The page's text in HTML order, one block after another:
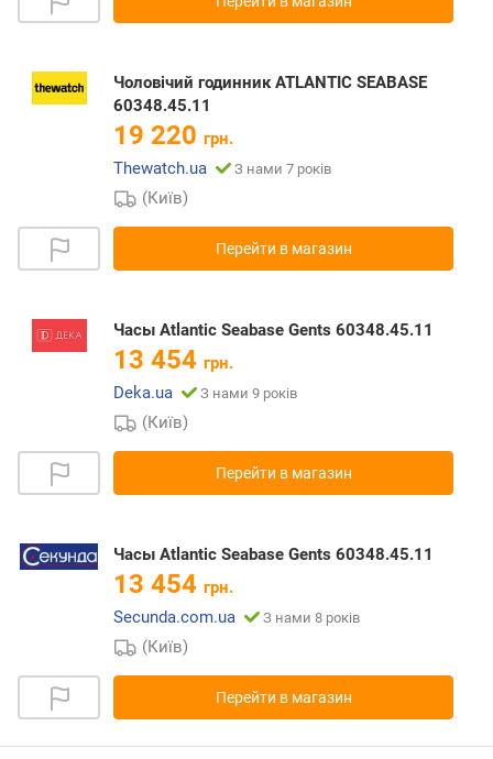
Чоловічий годинник ATLANTIC SEABASE
60348.45.11
19 220 грн.
Thewatch.ua
З нами 7 років
(Київ)
Перейти в магазин
Часы Atlantic Seabase Gents 60348.45.11
13 454 грн.
Deka.ua
З нами 9 років
(Київ)
Перейти в магазин
Часы Atlantic Seabase Gents 60348.45.11
13 454 грн.
Secunda.com.ua
З нами 8 років
(Київ)
Перейти в магазин